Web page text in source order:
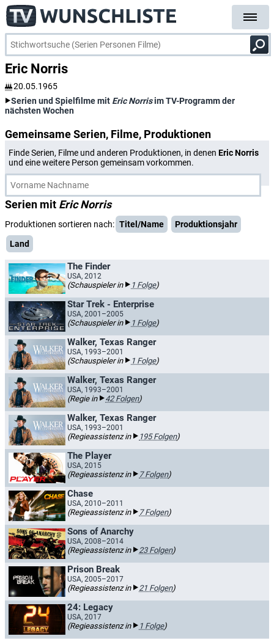
Eric Norris
20.05.1965
Serien und Spielfilme mit Eric Norrisim TV-Programm der
nächsten Wochen
Gemeinsame Serien, Filme, Produktionen
Finde Serien, Filme und anderen Produktionen, in denen Eric Norris
und eine weitere Person gemeinsam vorkommen.
Serien mit Eric Norris
Produktionen sortieren nach: Titel/Name
Produktionsjahr
Land
The Finder
USA, 2012
(Schauspieler in 1 Folge)
Star Trek - Enterprise
USA, 2001–2005
(Schauspieler in 1 Folge)
Walker, Texas Ranger
USA, 1993–2001
(Schauspieler in 1 Folge)
Walker, Texas Ranger
USA, 1993–2001
(Regie in 42 Folgen)
Walker, Texas Ranger
USA, 1993–2001
(Regieassistenz in 195 Folgen)
The Player
USA, 2015
(Regieassistenz in 7 Folgen)
Chase
USA, 2010–2011
(Regieassistenz in 7 Folgen)
Sons of Anarchy
USA, 2008–2014
(Regieassistenz in 23 Folgen)
Prison Break
USA, 2005–2017
(Regieassistenz in 21 Folgen)
24: Legacy
USA, 2017
(Regieassistenz in 1 Folge)